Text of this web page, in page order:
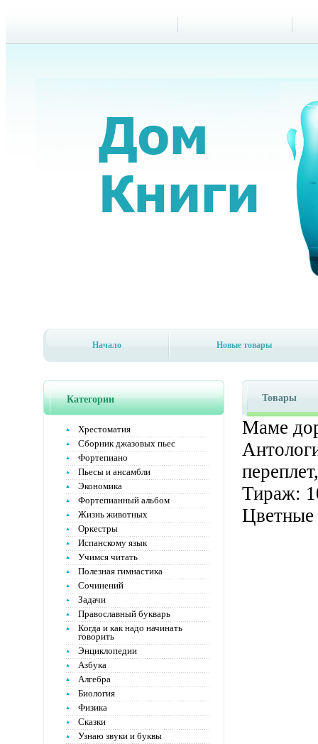
Начало Новые товары
Категории
Хрестоматия
Сборник джазовых пьес
Фортепиано
Пьесы и ансамбли
Экономика
Фортепианный альбом
Жизнь животных
Оркестры
Испанскому язык
Учимся читать
Полезная гимнастика
Сочинений
Задачи
Православный букварь
Когда и как надо начинать
говорить
Энциклопедии
Азбука
Алгебра
Биология
Физика
Сказки
Узнаю звуки и буквы
Товары
Маме
Тираж:
Цветные